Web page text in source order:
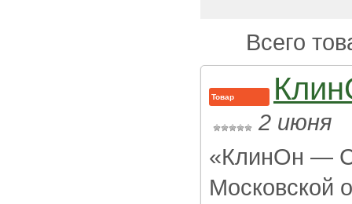
Всего
Товар
2 июня
«КлинОн —
Московской